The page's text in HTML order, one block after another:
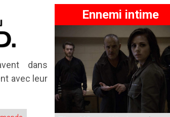
Ennemi intime
dans
avec leur